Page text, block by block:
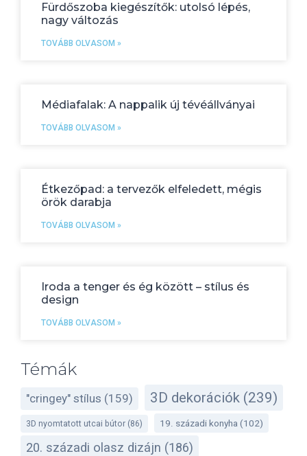
Fürdőszoba kiegészítők: utolsó lépés,
nagy változás
TOVÁBB OLVASOM »
Médiafalak: A nappalik új tévéállványai
TOVÁBB OLVASOM »
Étkezőpad: a tervezők elfeledett, mégis
örök darabja
TOVÁBB OLVASOM »
Iroda a tenger és ég között – stílus és
design
TOVÁBB OLVASOM »
Témák
"cringey" stílus (159) 3D dekorációk (239)
3D nyomtatott utcai bútor (86) 19. századi konyha (102)
20. századi olasz dizájn (186)